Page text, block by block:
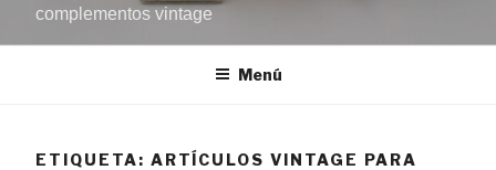
complementos vintage
Menú
ETIQUETA: ARTÍCULOS VINTAGE PARA